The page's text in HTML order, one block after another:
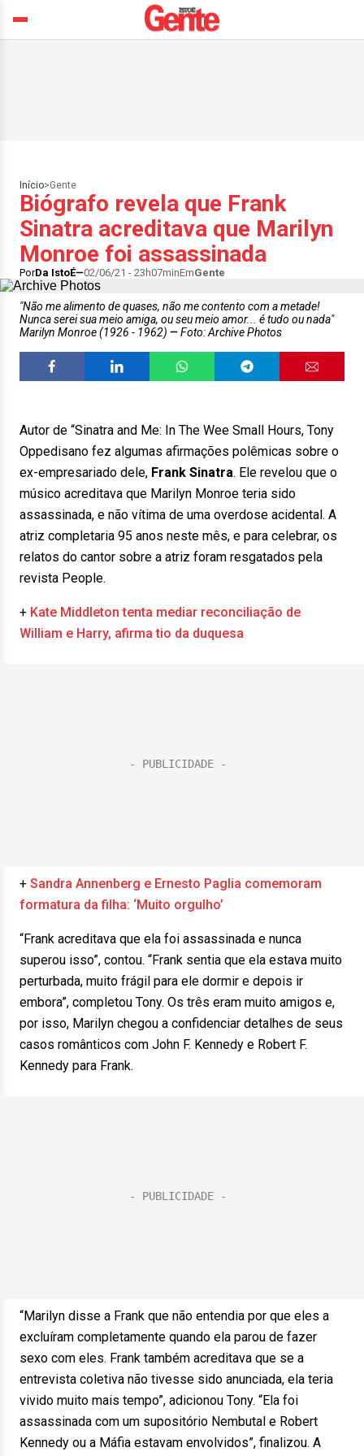
Início>Gente
Biógrafo revela que Frank
Sinatra acreditava que Marilyn
Monroe foi assassinada
PorDa IstoÉ 02/06/21 - 23h07minEmGente
"Não me alimento de quases, não me contento com a metade!
Nunca serei sua meio amiga, ou seu meio amor... é tudo ou nada"
Marilyn Monroe (1926 - 1962)
Foto: Archive Photos
Autor de “Sinatra and Me: In The Wee Small Hours, Tony
Oppedisano fez algumas afirmações polêmicas sobre o
ex-empresariado dele, Frank Sinatra. Ele revelou que o
músico acreditava que Marilyn Monroe teria sido
assassinada, e não vítima de uma overdose acidental. A
atriz completaria 95 anos neste mês, e para celebrar, os
relatos do cantor sobre a atriz foram resgatados pela
revista People.
+ Kate Middleton tenta mediar reconciliação de
William e Harry, afirma tio da duquesa
+ Sandra Annenberg e Ernesto Paglia comemoram
formatura da filha: ‘Muito orgulho’
“Frank acreditava que ela foi assassinada e nunca
superou isso”, contou. “Frank sentia que ela estava muito
perturbada, muito frágil para ele dormir e depois ir
embora”, completou Tony. Os três eram muito amigos e,
por isso, Marilyn chegou a confidenciar detalhes de seus
casos românticos com John F. Kennedy e Robert F.
Kennedy para Frank.
“Marilyn disse a Frank que não entendia por que eles a
excluíram completamente quando ela parou de fazer
sexo com eles. Frank também acreditava que se a
entrevista coletiva não tivesse sido anunciada, ela teria
vivido muito mais tempo”, adicionou Tony. “Ela foi
assassinada com um supositório Nembutal e Robert
Kennedy ou a Máfia estavam envolvidos”, finalizou. A